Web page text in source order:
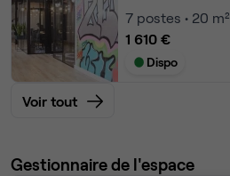
7 postes • 20 m²
1 610 €
Dispo
Voir tout
Gestionnaire de l'espace